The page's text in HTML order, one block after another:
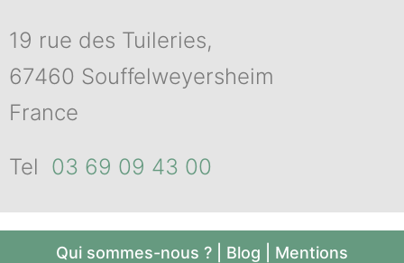
19 rue des Tuileries,
67460 Souffelweyersheim
France
Tel 03 69 09 43 00
Qui sommes-nous ? Blog
Mentions